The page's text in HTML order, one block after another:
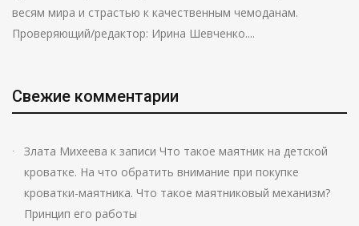
весям мира и страстью к качественным чемоданам.
Проверяющий/редактор: Ирина Шевченко....
Свежие комментарии
Злата Михеева к записи Что такое маятник на детской
кроватке. На что обратить внимание при покупке
кроватки-маятника. Что такое маятниковый механизм?
Принцип его работы